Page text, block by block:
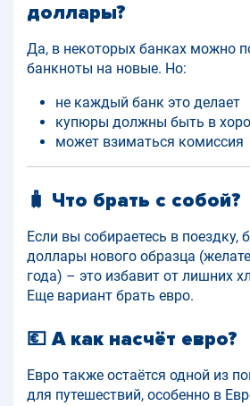
доллары?
Да, в некоторых банках можно
банкноты на новые. Но:
не каждый банк это делает
купюры должны быть в
может взиматься комиссия
🧳 Что брать с собой?
Если вы собираетесь в поездку,
доллары нового образца
года) – это избавит от лишних
Еще вариант брать евро.
💶 А как насчёт евро?
Евро также остаётся одной из
для путешествий, особенно в